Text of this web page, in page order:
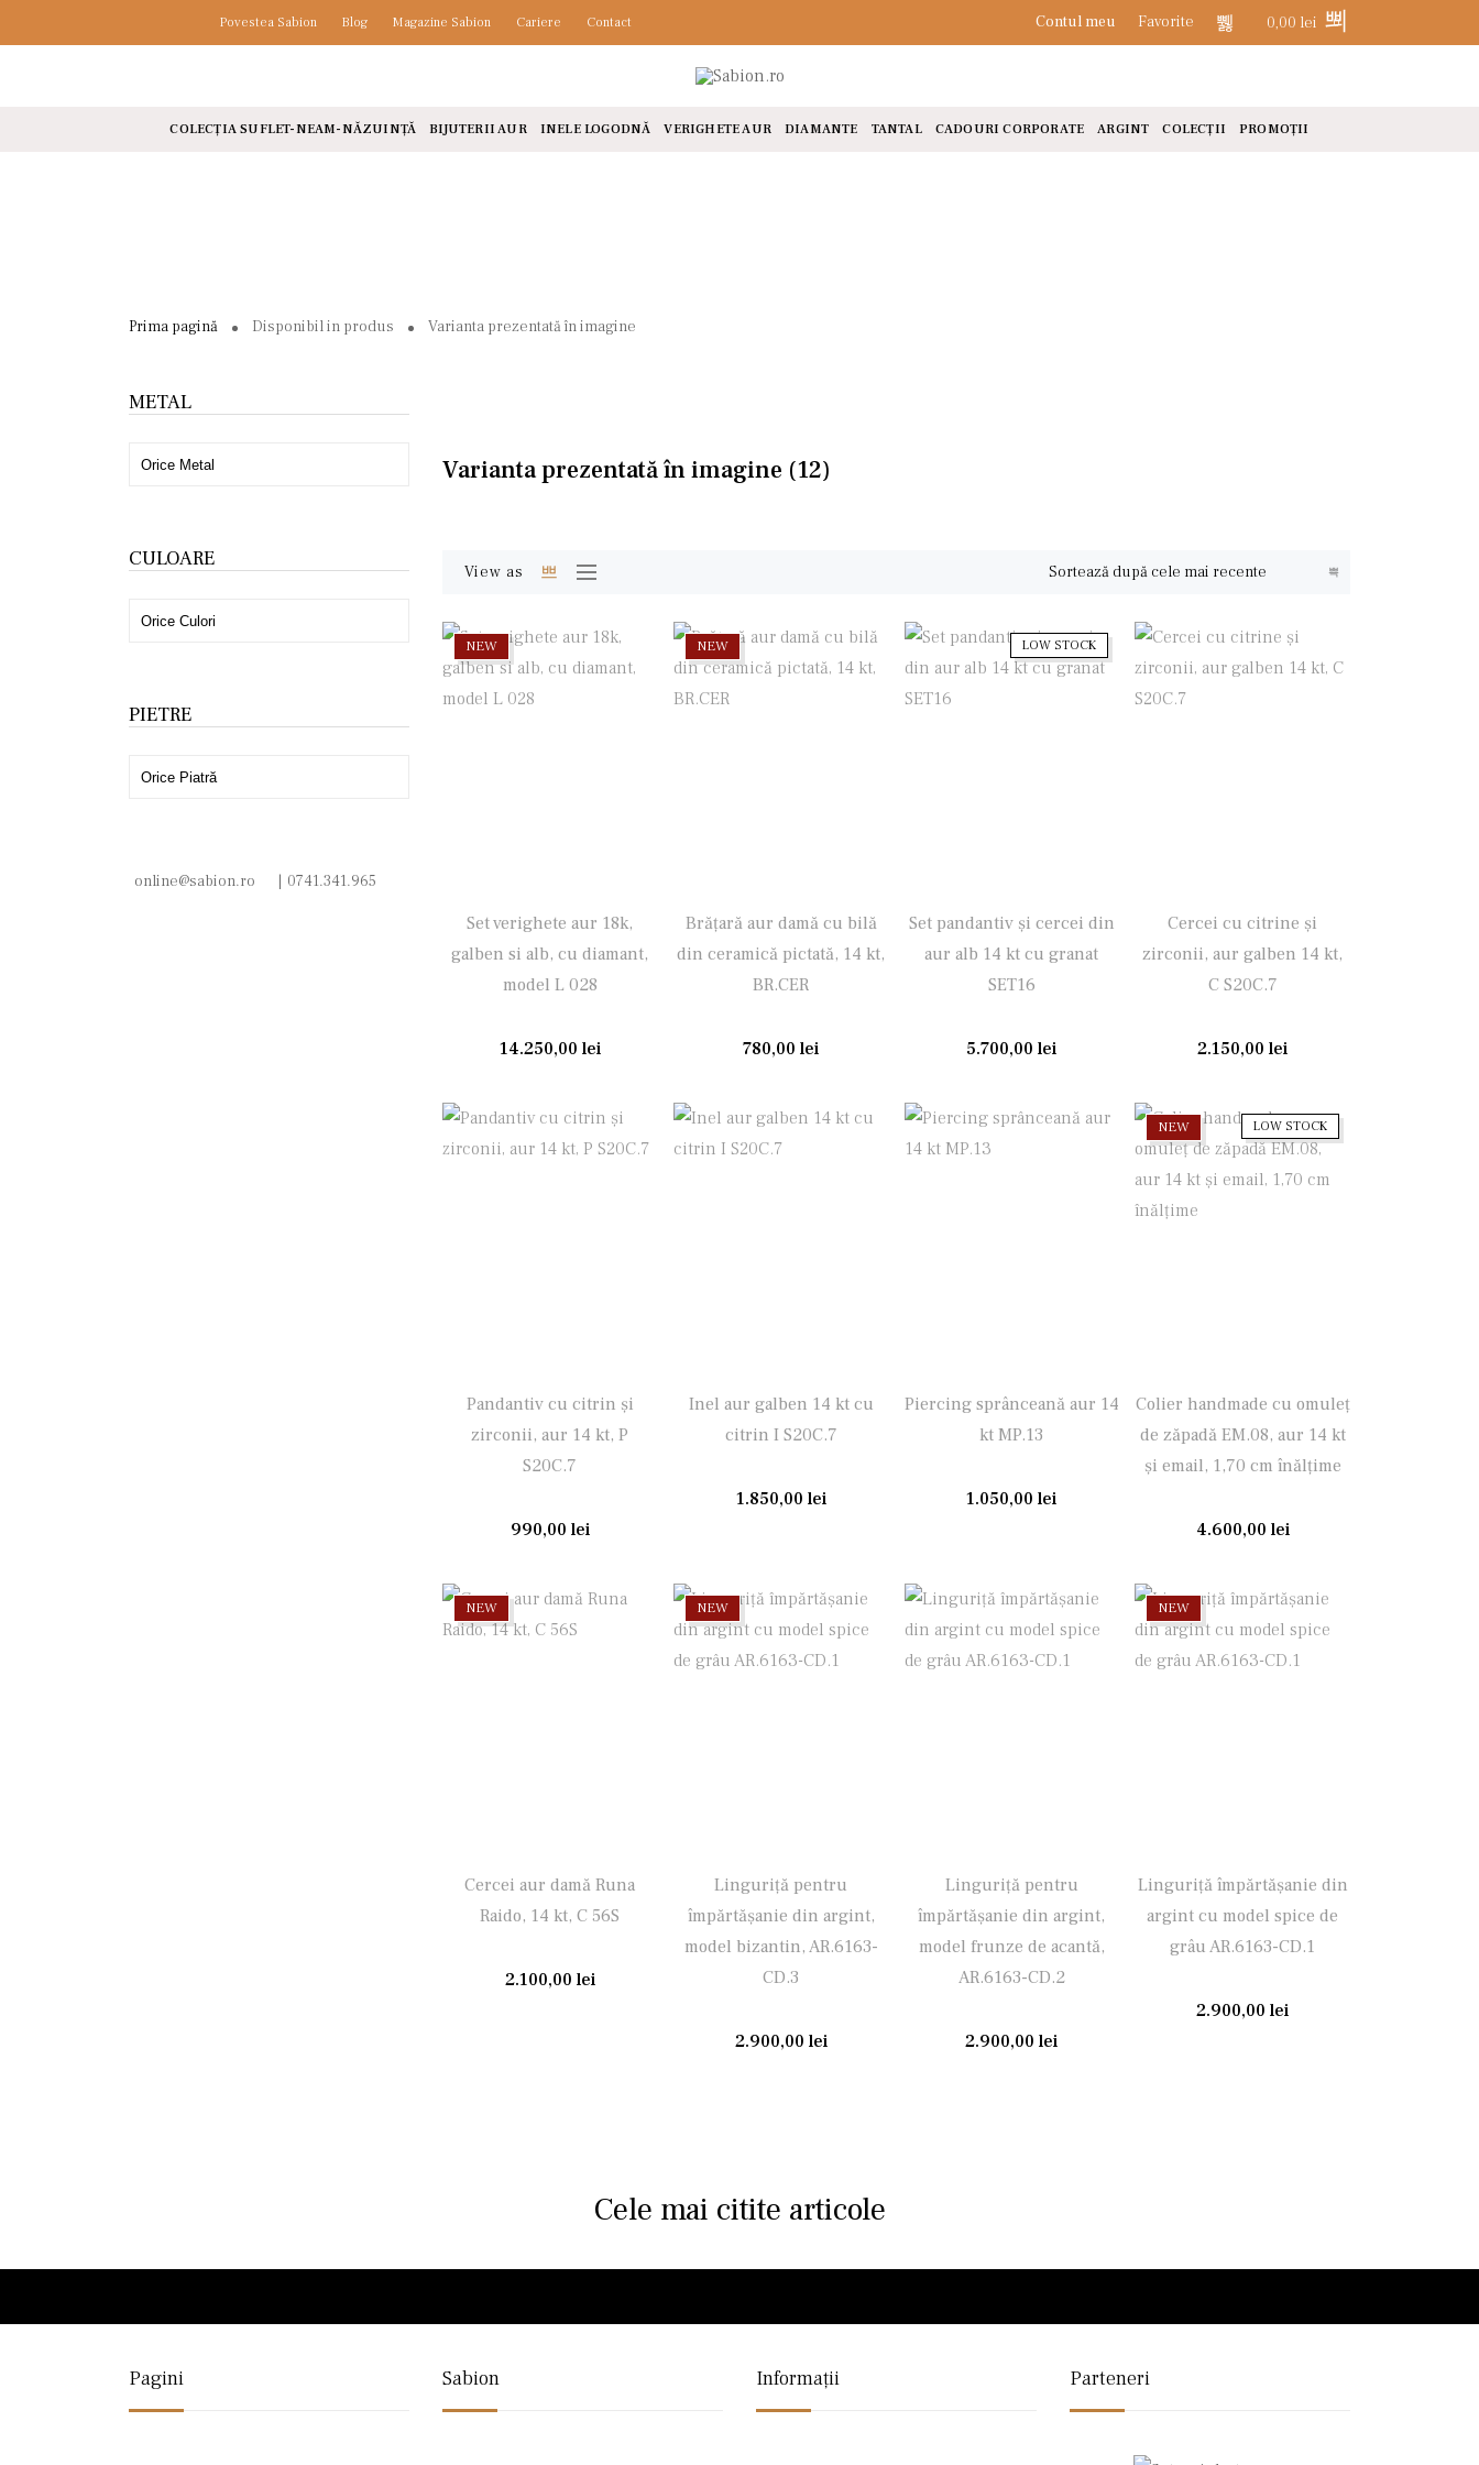
Povestea Sabion Blog Magazine Sabion Cariere Contact Contul meu Favorite 0
0,00 lei
COLECȚIA SUFLET-NEAM-NĂZUINȚĂ BIJUTERII AUR INELE LOGODNĂ VERIGHETE AUR DIAMANTE TANTAL CADOURI CORPORATE ARGINT COLECȚII PROMOȚII
Prima pagină Disponibil in produs Varianta prezentată în imagine
METAL
CULOARE
PIETRE
online@sabion.ro | 0741.341.965
Varianta prezentată în imagine (12)
View as
NEW
Set verighete aur 18k,
galben si alb, cu diamant,
model L 028
14.250,00 lei
NEW
Brățară aur damă cu bilă
din ceramică pictată, 14 kt,
BR.CER
780,00lei
LOW STOCK
Set pandantiv și cercei din
aur alb 14 kt cu granat
SET16
5.700,00lei
Cercei cu citrine și
zirconii, aur galben 14 kt,
C S20C.7
2.150,00lei
Pandantiv cu citrin și
zirconii, aur 14 kt, P
S20C.7
990,00 lei
Inel aur galben 14 kt cu
citrin I S20C.7
1.850,00 lei
Piercing sprânceană aur 14
kt MP.13
1.050,00lei
LOW STOCK
NEW
Colier handmade cu omuleț
de zăpadă EM.08, aur 14 kt
și email, 1,70 cm înălțime
4.600,00 lei
NEW
Cercei aur damă Runa
Raido, 14 kt, C 56S
2.100,00 lei
NEW
Linguriţă pentru
împărtăşanie din argint,
model bizantin, AR.6163-
CD.3
2.900,00 lei
Linguriţă pentru
împărtăşanie din argint,
model frunze de acantă,
AR.6163-CD.2
2.900,00lei
NEW
Linguriţă împărtășanie din
argint cu model spice de
grâu AR.6163-CD.1
2.900,00lei
Cele mai citite articole
Pagini Sabion Informații Parteneri